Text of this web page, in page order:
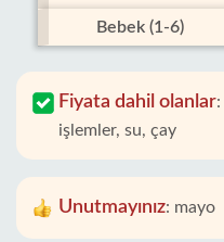
Bebek (1-6)
Fiyata dahil olanlar:
işlemler, su, çay
Unutmayınız: mayo